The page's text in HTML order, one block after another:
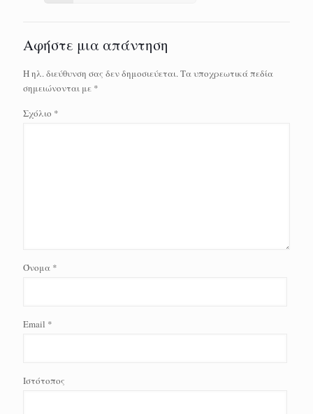
Αφήστε μια απάντηση
Η ηλ. διεύθυνση σας δεν δημοσιεύεται.Τα υποχρεωτικά πεδία
σημειώνονται με *
Σχόλιο *
Όνομα *
Email *
Ιστότοπος